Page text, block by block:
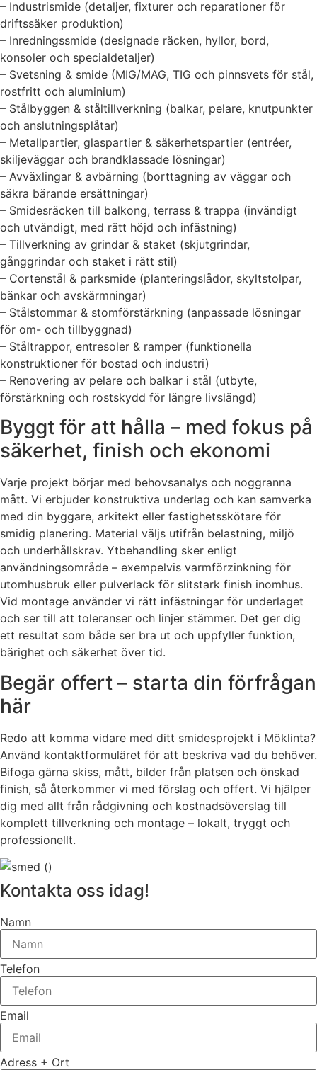
– Industrismide (detaljer, fixturer och reparationer för
driftssäker produktion)
– Inredningssmide (designade räcken, hyllor, bord,
konsoler och specialdetaljer)
– Svetsning & smide (MIG/MAG, TIG och pinnsvets för stål,
rostfritt och aluminium)
– Stålbyggen & ståltillverkning (balkar, pelare, knutpunkter
och anslutningsplåtar)
– Metallpartier, glaspartier & säkerhetspartier (entréer,
skiljeväggar och brandklassade lösningar)
– Avväxlingar & avbärning (borttagning av väggar och
säkra bärande ersättningar)
– Smidesräcken till balkong, terrass & trappa (invändigt
och utvändigt, med rätt höjd och infästning)
– Tillverkning av grindar & staket (skjutgrindar,
gånggrindar och staket i rätt stil)
– Cortenstål & parksmide (planteringslådor, skyltstolpar,
bänkar och avskärmningar)
– Stålstommar & stomförstärkning (anpassade lösningar
för om- och tillbyggnad)
– Ståltrappor, entresoler & ramper (funktionella
konstruktioner för bostad och industri)
– Renovering av pelare och balkar i stål (utbyte,
förstärkning och rostskydd för längre livslängd)
Byggt för att hålla – med fokus på
säkerhet, finish och ekonomi
Varje projekt börjar med behovsanalys och noggranna
mått. Vi erbjuder konstruktiva underlag och kan samverka
med din byggare, arkitekt eller fastighetsskötare för
smidig planering. Material väljs utifrån belastning, miljö
och underhållskrav. Ytbehandling sker enligt
användningsområde – exempelvis varmförzinkning för
utomhusbruk eller pulverlack för slitstark finish inomhus.
Vid montage använder vi rätt infästningar för underlaget
och ser till att toleranser och linjer stämmer. Det ger dig
ett resultat som både ser bra ut och uppfyller funktion,
bärighet och säkerhet över tid.
Begär offert – starta din förfrågan
här
Redo att komma vidare med ditt smidesprojekt i Möklinta?
Använd kontaktformuläret för att beskriva vad du behöver.
Bifoga gärna skiss, mått, bilder från platsen och önskad
finish, så återkommer vi med förslag och offert. Vi hjälper
dig med allt från rådgivning och kostnadsöverslag till
komplett tillverkning och montage – lokalt, tryggt och
professionellt.
Kontakta oss idag!
Namn
Telefon
Email
Adress + Ort